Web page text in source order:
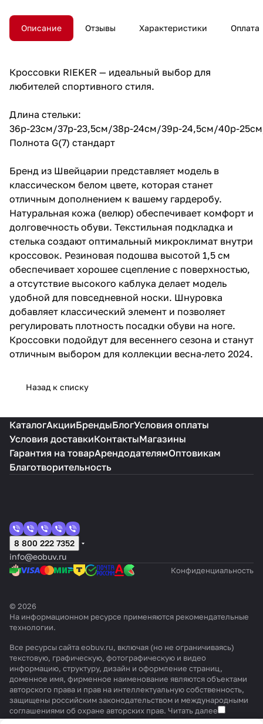
Описание Отзывы Характеристики Оплата
Кроссовки RIEKER — идеальный выбор для
любителей спортивного стиля.
Длина стельки:
36р-23см/37р-23,5см/38р-24см/39р-24,5см/40р-
Полнота G(7) стандарт
Бренд из Швейцарии представляет модель в
классическом белом цвете, которая станет
отличным дополнением к вашему гардеробу.
Натуральная кожа (велюр) обеспечивает комфорт и
долговечность обуви. Текстильная подкладка и
стелька создают оптимальный микроклимат внутри
кроссовок. Резиновая подошва высотой 1,5 см
обеспечивает хорошее сцепление с поверхностью,
а отсутствие высокого каблука делает модель
удобной для повседневной носки. Шнуровка
добавляет классический элемент и позволяет
регулировать плотность посадки обуви на ноге.
Кроссовки подойдут для весеннего сезона и станут
отличным выбором для коллекции весна-лето 2024.
Назад к списку
КаталогАкцииБрендыБлогУсловия оплаты
Условия доставкиКонтактыМагазины
Гарантия на товарАрендодателямОптовикам
Благотворительность
8 800 222 7352
info@eobuv.ru
Конфиденциальность
© 2026
На информационном ресурсе применяются рекомендательные
технологии.
Все ресурсы сайта eobuv.ru, включая (но не ограничиваясь)
текстовую, графическую, фотографическую и видео
информацию, структуру, дизайн и оформление страниц,
доменное имя, фирменное наименование являются объектами
авторского права и прав на интеллектуальную собственность,
защищены российским законодательством и международными
соглашениями об охране авторских прав. Читать далее